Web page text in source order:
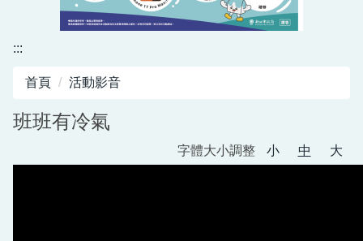
媒體報導專區
正常教學專區
教務相關專區
:::
首頁 活動影音
班班有冷氣
字體大小調整 小 中 大